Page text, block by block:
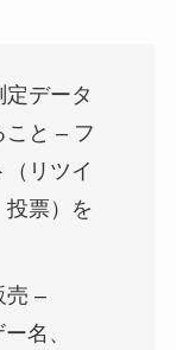
定データ
と – フ
リツイ
票）を
売 –
名、